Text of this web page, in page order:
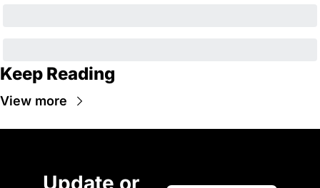
Keep Reading
View more
Update or